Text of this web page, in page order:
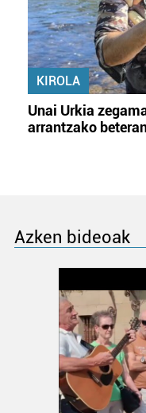
KIROLA
Unai Urkia
arrantzako
Azken bideoak